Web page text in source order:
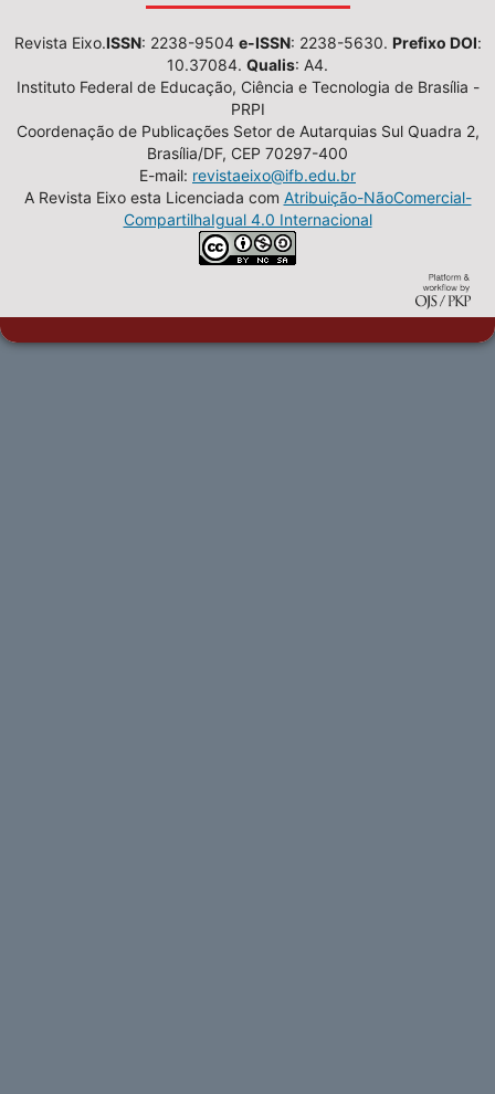
Revista Eixo.ISSN: 2238-9504 e-ISSN: 2238-5630. Prefixo DOI:
10.37084. Qualis: A4.
Instituto Federal de Educação, Ciência e Tecnologia de Brasília -
PRPI
Coordenação de Publicações Setor de Autarquias Sul Quadra 2,
Brasília/DF, CEP 70297-400
E-mail: revistaeixo@ifb.edu.br
A Revista Eixo esta Licenciada com Atribuição-NãoComercial-
CompartilhaIgual 4.0 Internacional